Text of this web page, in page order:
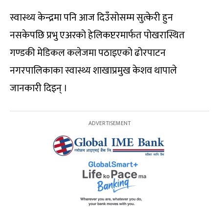
स्वास्थ्य केन्द्रमा पनि आज दिउँसोसम्म सुत्केरी हुन
नसकेपछि प्रभु एअरको हेलिकप्टरमार्फत पोखरास्थित
गण्डकी मेडिकल कलेजमा पठाइएको ढोरपाटन
नगरपालिकाका स्वास्थ्य शाखाप्रमुख केशव थापाले
जानकारी दिइन् ।